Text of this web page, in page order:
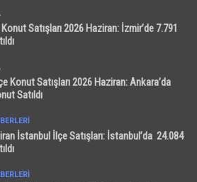
Satışları 2026 Haziran: İzmir’de 7.791
Konut Satışları 2026 Haziran: Ankara’da
Satıldı
İstanbul İlçe Satışları: İstanbul’da 24.084